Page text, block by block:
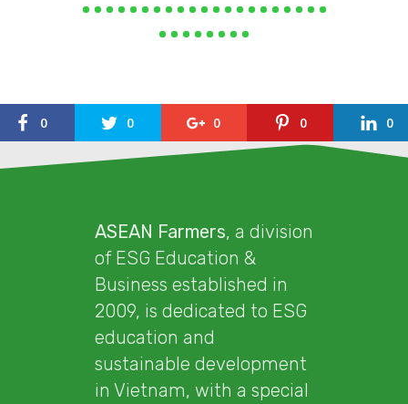
0 0 0 0 0
ASEAN Farmers, a division
of ESG Education &
Business established in
2009, is dedicated to ESG
education and
sustainable development
in Vietnam, with a special